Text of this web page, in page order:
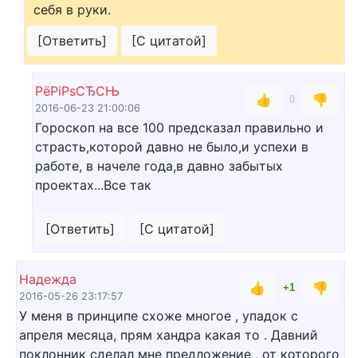
себя в руки.
[Ответить]
[С цитатой]
РёРіРѕСЂСЊ
2016-06-23 21:00:06
👍 0
👎
Гороскоп на все 100 предсказал правильно и
страсть,которой давно не было,и успехи в
работе, в начеле года,в давно забытых
проектах...Все так
[Ответить] [С цитатой]
Надежда
2016-05-26 23:17:57
👍 +1
👎
У меня в принципе схоже многое , упадок с
апреля месяца, прям хандра какая то . Давний
поклонник сделал мне предложение , от которого